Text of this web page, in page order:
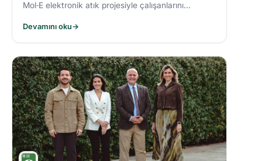
Mol‑E elektronik atık projesiyle çalışanlarını
Devamını oku→